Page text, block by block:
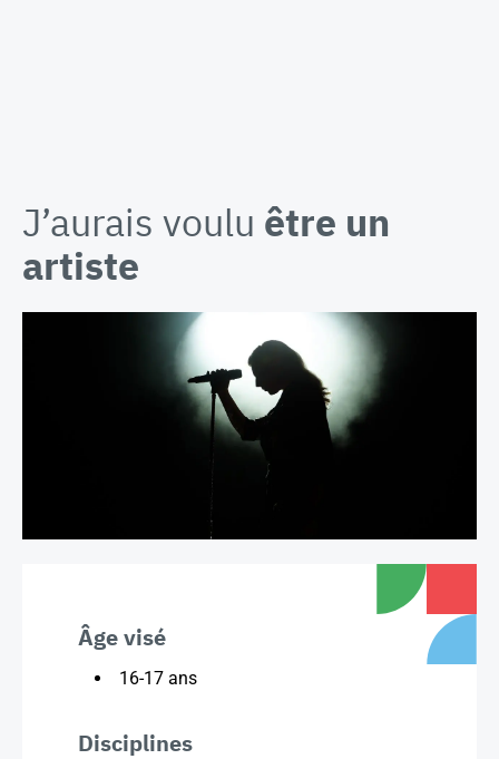
J’aurais voulu être un
artiste
Âge visé
16-17 ans
Disciplines